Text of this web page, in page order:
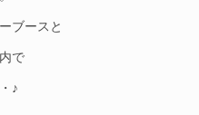
ブースと
で
♪